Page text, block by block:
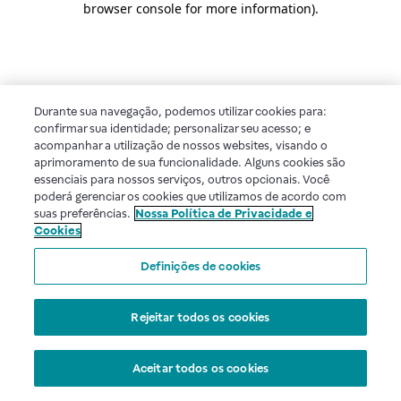
browser console for more information).
Durante sua navegação, podemos utilizar cookies para:
confirmar sua identidade; personalizar seu acesso; e
acompanhar a utilização de nossos websites, visando o
aprimoramento de sua funcionalidade. Alguns cookies são
essenciais para nossos serviços, outros opcionais. Você
poderá gerenciar os cookies que utilizamos de acordo com
suas preferências. Nossa Política de Privacidade e
Cookies
Definições de cookies
Rejeitar todos os cookies
Aceitar todos os cookies